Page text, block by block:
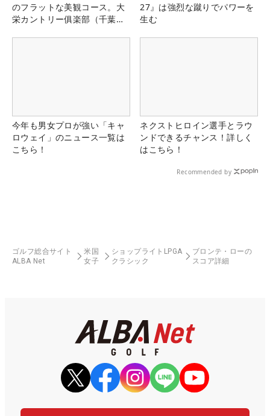
のフラットな美観コース。大
栄カントリー俱楽部（千葉
27』は強烈な蹴りでパワーを
生む
今年も男女プロが強い「キャ
ロウェイ」のニュース一覧は
こちら！
ネクストヒロイン選手とラウ
ンドできるチャンス！詳しく
はこちら！
Recommended by
ゴルフ総合サイト
ALBA Net
米国
女子
ショップライトLPGA
クラシック
ブロンテ・ローの
スコア詳細